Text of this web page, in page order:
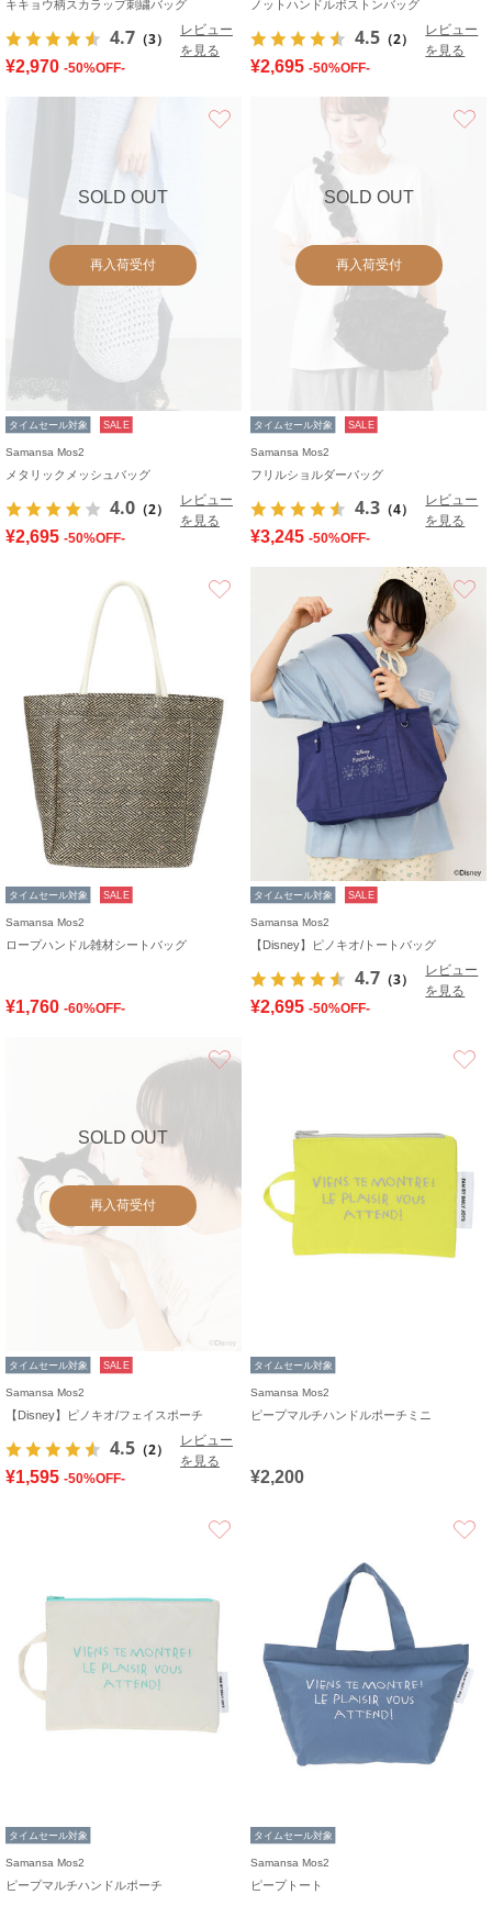
キキョウ柄スカラップ刺繍バッグ
4.7 （3）
レビュー
を見る
¥2,970 -50%OFF-
ノットハンドルボストンバッグ
4.5 （2）
レビュー
を見る
¥2,695 -50%OFF-
SOLD OUT
再入荷受付
タイムセール対象 SALE
Samansa Mos2
メタリックメッシュバッグ
4.0 （2）
レビュー
を見る
¥2,695 -50%OFF-
SOLD OUT
再入荷受付
タイムセール対象 SALE
Samansa Mos2
フリルショルダーバッグ
4.3 （4）
レビュー
を見る
¥3,245 -50%OFF-
タイムセール対象 SALE
Samansa Mos2
ロープハンドル雑材シートバッグ
¥1,760 -60%OFF-
タイムセール対象 SALE
Samansa Mos2
【Disney】ピノキオ/トートバッグ
4.7 （3）
レビュー
を見る
¥2,695 -50%OFF-
SOLD OUT
再入荷受付
タイムセール対象 SALE
Samansa Mos2
【Disney】ピノキオ/フェイスポーチ
4.5 （2）
レビュー
を見る
¥1,595 -50%OFF-
タイムセール対象
Samansa Mos2
ピープマルチハンドルポーチミニ
¥2,200
タイムセール対象
Samansa Mos2
ピープマルチハンドルポーチ
タイムセール対象
Samansa Mos2
ピープトート